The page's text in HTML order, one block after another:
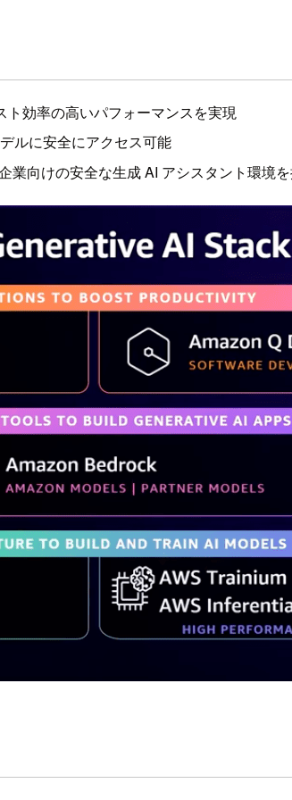
効率の高いパフォーマンスを実現
ルに安全にアクセス可能
業向けの安全な生成 AI アシスタント環境